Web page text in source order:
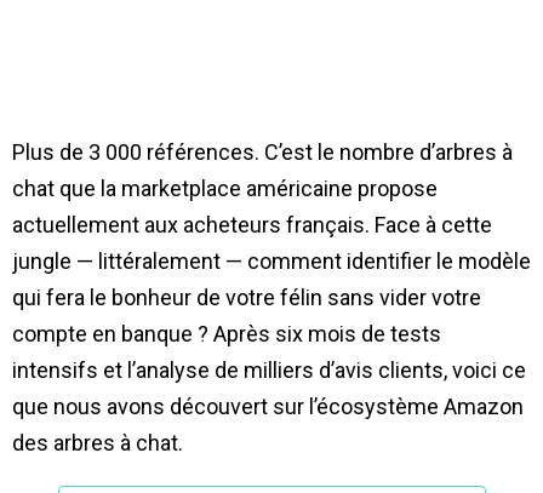
Plus de 3 000 références. C’est le nombre d’arbres à
chat que la marketplace américaine propose
actuellement aux acheteurs français. Face à cette
jungle — littéralement — comment identifier le modèle
qui fera le bonheur de votre félin sans vider votre
compte en banque ? Après six mois de tests
intensifs et l’analyse de milliers d’avis clients, voici ce
que nous avons découvert sur l’écosystème Amazon
des arbres à chat.